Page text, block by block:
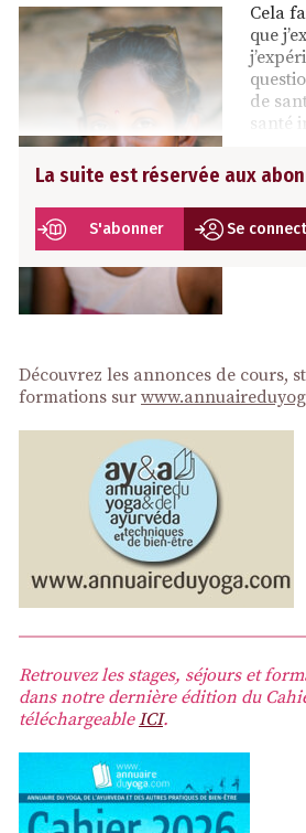
Cela
que
de
santé
La suite est réservée aux
S'abonner Se
Découvrez les annonces de cours,
formations sur
Retrouvez les stages, séjours et
dans notre dernière édition du
téléchargeableICI.